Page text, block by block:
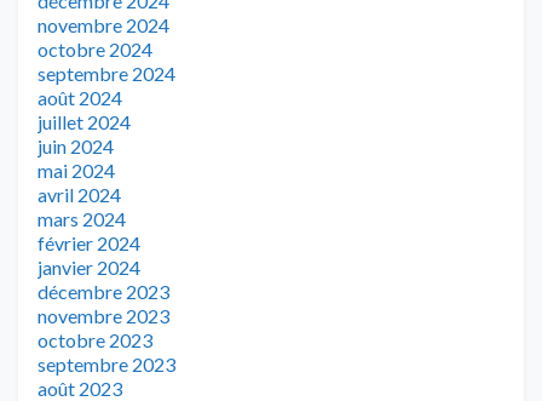
novembre 2024
octobre 2024
septembre 2024
août 2024
juillet 2024
juin 2024
mai 2024
avril 2024
mars 2024
février 2024
janvier 2024
décembre 2023
novembre 2023
octobre 2023
septembre 2023
août 2023